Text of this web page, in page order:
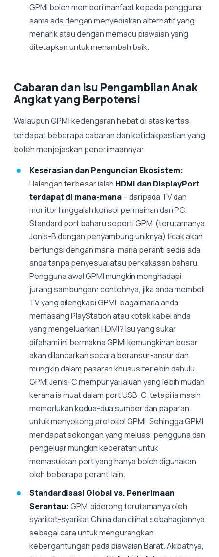
GPMI boleh memberi manfaat kepada pengguna
sama ada dengan menyediakan alternatif yang
menarik atau dengan memacu piawaian yang
ditetapkan untuk menambah baik.
Cabaran dan Isu Pengambilan Anak
Angkat yang Berpotensi
Walaupun GPMI kedengaran hebat di atas kertas,
terdapat beberapa cabaran dan ketidakpastian yang
boleh menjejaskan penerimaannya:
Keserasian dan Penguncian Ekosistem:
Halangan terbesar ialah HDMI dan DisplayPort
terdapat di mana-mana– daripada TV dan
monitor hinggalah konsol permainan dan PC.
Standard port baharu seperti GPMI (terutamanya
Jenis-B dengan penyambung uniknya) tidak akan
berfungsi dengan mana-mana peranti sedia ada
anda tanpa penyesuai atau perkakasan baharu.
Pengguna awal GPMI mungkin menghadapi
jurang sambungan: contohnya, jika anda membeli
TV yang dilengkapi GPMI, bagaimana anda
memasang PlayStation atau kotak kabel anda
yang mengeluarkan HDMI? Isu yang sukar
difahami ini bermakna GPMI kemungkinan besar
akan dilancarkan secara beransur-ansur dan
mungkin dalam pasaran khusus terlebih dahulu.
GPMI Jenis-C mempunyai laluan yang lebih mudah
kerana ia muat dalam port USB-C, tetapi ia masih
memerlukan kedua-dua sumber dan paparan
untuk menyokong protokol GPMI. Sehingga GPMI
mendapat sokongan yang meluas, pengguna dan
pengeluar mungkin keberatan untuk
memasukkan port yang hanya boleh digunakan
oleh beberapa peranti lain.
Standardisasi Global vs. Penerimaan
Serantau:GPMI didorong terutamanya oleh
syarikat-syarikat China dan dilihat sebahagiannya
sebagai cara untuk mengurangkan
kebergantungan pada piawaian Barat. Akibatnya,